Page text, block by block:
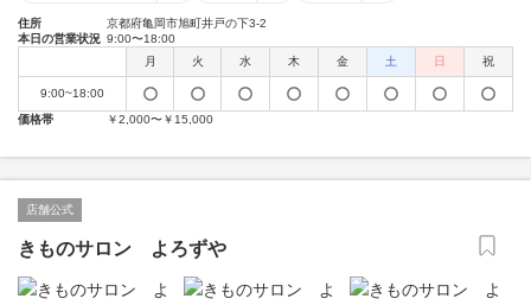
住所
京都府亀岡市旭町井戸の下3-2
本日の営業状況 9:00〜18:00
月
火 水 木 金 土 日 祝
9:00~18:00
価格帯
￥2,000〜￥15,000
店舗公式
きものサロン よろずや